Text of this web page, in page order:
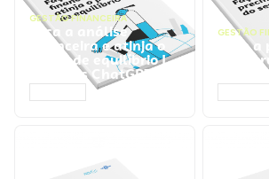
GESTÃO FINANCEIRA
Faça a análise
financeira e atinja o
ponto de equilíbrio |
Prompts ChatGPT
GESTÃO
Faça
seu